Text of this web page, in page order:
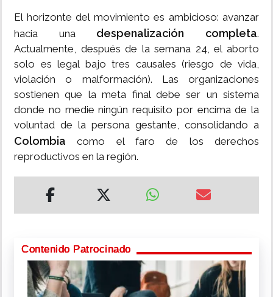
El horizonte del movimiento es ambicioso: avanzar
hacia una despenalización completa.
Actualmente, después de la semana 24, el aborto
solo es legal bajo tres causales (riesgo de vida,
violación o malformación). Las organizaciones
sostienen que la meta final debe ser un sistema
donde no medie ningún requisito por encima de la
voluntad de la persona gestante, consolidando a
Colombia como el faro de los derechos
reproductivos en la región.
Contenido Patrocinado